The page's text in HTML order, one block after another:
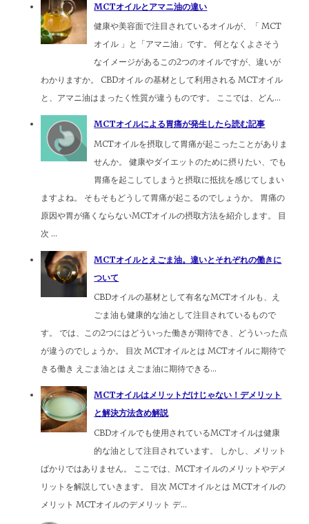
MCTオイルとアマニ油の違い
健康や美容面で注目されているオイルが、「 MCT
オイル 」と「アマニ油」です。 何となくよさそう
なイメージがあるこの2つのオイルですが、違いが
わかりますか。 CBDオイル の基材として利用される MCTオイル
と、アマニ油はまったく性質が違うものです。 ここでは、どん...
MCTオイルによる胃痛が発生したら読む記事
MCTオイルを摂取して胃痛が起こったことがありま
せんか。 健康やダイエットのために摂りたい、でも
胃痛を起こしてしまうと摂取に抵抗を感じてしまい
ますよね。 そもそもどうして胃痛が起こるのでしょうか。 胃痛の
原因や胃が痛くならないMCTオイルの摂取方法を紹介します。 目
次 ...
MCTオイルとえごま油。違いとそれぞれの働きに
ついて
CBDオイルの基材として有名なMCTオイルも、え
ごま油も健康的な油として注目されているもので
す。 では、この2つにはどういった働きが期待でき、どういった点
が違うのでしょうか。 目次 MCTオイルとは MCTオイルに期待で
きる働き えごま油とは えごま油に期待できる...
MCTオイルはメリットだけじゃない！デメリット
と解決方法含め解説
CBDオイルでも使用されているMCTオイルは健康
的な油として注目されています。 しかし、メリット
ばかりではありません。 ここでは、MCTオイルのメリットやデメ
リットを解説していきます。 目次 MCTオイルとは MCTオイルの
メリット MCTオイルのデメリット デ...